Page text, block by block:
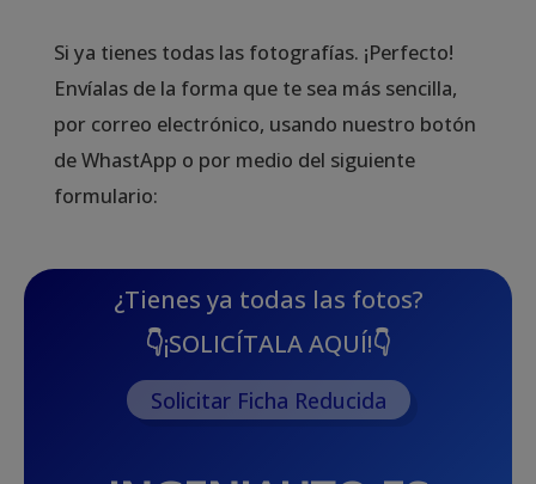
Si ya tienes todas las fotografías. ¡Perfecto!
Envíalas de la forma que te sea más sencilla,
por correo electrónico, usando nuestro botón
de WhastApp o por medio del siguiente
formulario:
¿Tienes ya todas las fotos?
👇¡SOLICÍTALA AQUÍ!👇
Solicitar Ficha Reducida